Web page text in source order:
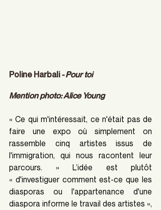
Poline Harbali - Pour toi
Mention photo: Alice Young
« Ce qui m'intéressait, ce n'était pas de
faire une expo où simplement on
rassemble cinq artistes issus de
l'immigration, qui nous racontent leur
parcours. » L’idée est plutôt
« d'investiguer comment est-ce que les
diasporas ou l'appartenance d'une
diaspora informe le travail des artistes »,